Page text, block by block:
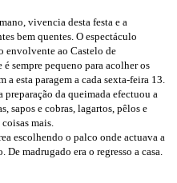
vivencia desta festa e a
bem quentes. O espectáculo
envolvente ao Castelo de
sempre pequeno para acolher os
a esta paragem a cada sexta-feira 13.
preparação da queimada efectuou a
sapos e cobras, lagartos, pêlos e
mais.
escolhendo o palco onde actuava a
madrugado era o regresso a casa.